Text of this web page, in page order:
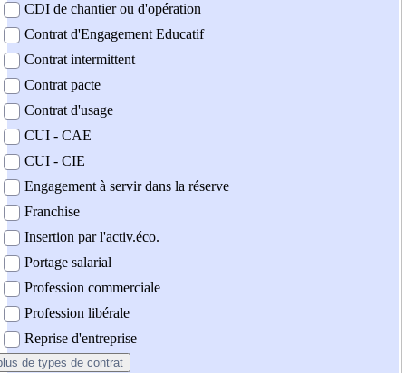
CDI de chantier ou d'opération
Contrat d'Engagement Educatif
Contrat intermittent
Contrat pacte
Contrat d'usage
CUI - CAE
CUI - CIE
Engagement à servir dans la réserve
Franchise
Insertion par l'activ.éco.
Portage salarial
Profession commerciale
Profession libérale
Reprise d'entreprise
de types de contrat